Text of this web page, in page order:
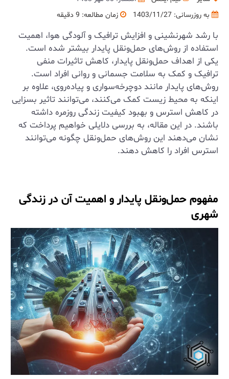
به روزرسانی: 1403/11/27 زمان مطالعه: 9 دقیقه
با رشد شهرنشینی و افزایش ترافیک و آلودگی هوا، اهمیت
استفاده از روش‌های حمل‌ونقل پایدار بیشتر شده است.
یکی از اهداف حمل‌ونقل پایدار، کاهش تاثیرات منفی
ترافیک و کمک به سلامت جسمانی و روانی افراد است.
روش‌های پایدار مانند دوچرخه‌سواری و پیاده‌روی، علاوه بر
اینکه به محیط زیست کمک می‌کنند، می‌توانند تاثیر بسزایی
در کاهش استرس و بهبود کیفیت زندگی روزمره داشته
باشند. در این مقاله، به بررسی دلایلی خواهیم پرداخت که
نشان می‌دهند این روش‌های حمل‌ونقل چگونه می‌توانند
استرس افراد را کاهش دهند.
مفهوم حمل‌ونقل پایدار و اهمیت آن در زندگی
شهری